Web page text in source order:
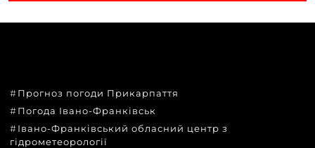
Прогноз погоди Прикарпаття
Погода Івано-Франківськ
Івано-Франківський обласний центр з
гідрометеорології